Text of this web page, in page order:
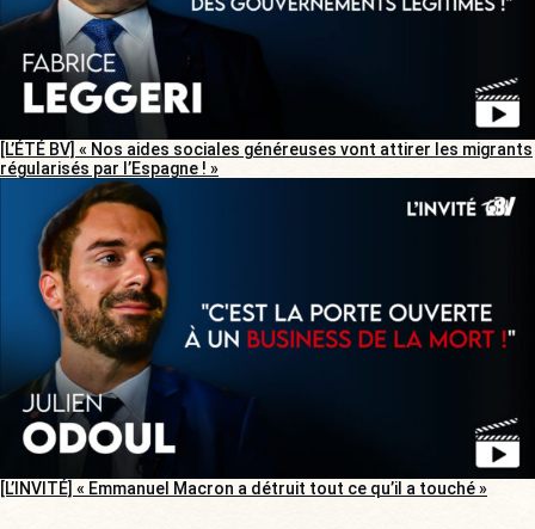
[L’ÉTÉ BV] « Nos aides sociales généreuses vont attirer les migrants
régularisés par l’Espagne ! »
[L’INVITÉ] « Emmanuel Macron a détruit tout ce qu’il a touché »